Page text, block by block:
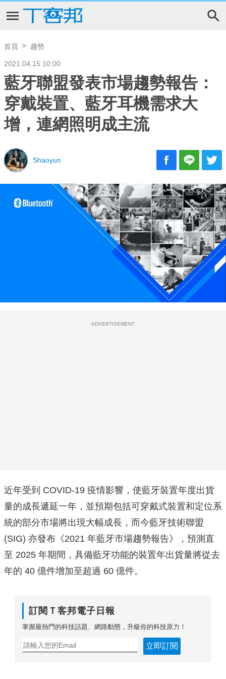
首頁 趨勢
2021.04.15 10:00
藍牙聯盟發表市場趨勢報告：
穿戴裝置、藍牙耳機需求大
增，連網照明成主流
Shaoyun
ADVERTISEMENT
近年受到 COVID-19 疫情影響，使藍牙裝置年度出貨
量的成長遞延一年，並預期包括可穿戴式裝置和定位系
統的部分市場將出現大幅成長，而今藍牙技術聯盟
(SIG) 亦發布《2021 年藍牙市場趨勢報告》，預測直
至 2025 年期間，具備藍牙功能的裝置年出貨量將從去
年的 40 億件增加至超過 60 億件。
訂閱Ｔ客邦電子日報
掌握最熱門的科技話題、網路動態，升級你的科技原力！
立即訂閱